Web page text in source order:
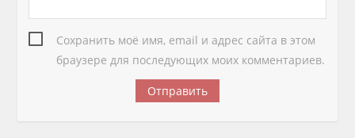
Сохранить моё имя, email и адрес сайта в этом
браузере для последующих моих комментариев.